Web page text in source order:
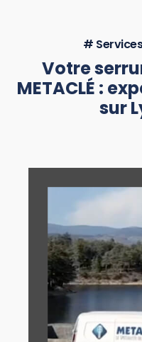
#
Votre
METACLÉ :
sur